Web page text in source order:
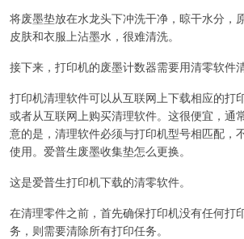
将废墨垫放在水龙头下冲洗干净，晾干水分，
皮肤和衣服上沾墨水，很难清洗。
接下来，打印机的废墨计数器需要用清零软件清
打印机清理软件可以从互联网上下载相应的打
或者从互联网上购买清理软件。这很便宜，通
意的是，清理软件必须与打印机型号相匹配，
使用。爱普生废墨收集垫怎么更换。
这是爱普生打印机下载的清零软件。
在清理零件之前，首先确保打印机没有任何打
务，则需要清除所有打印任务。